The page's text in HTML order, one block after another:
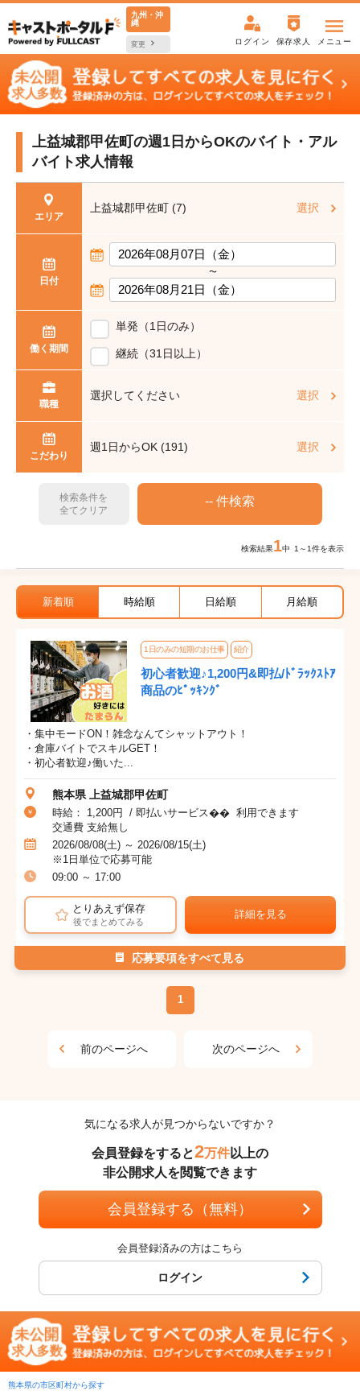
九州・沖
縄
変更 ログイン 保存求人 メニュー
上益城郡甲佐町の週1日からOKのバイト・アル
バイト求人情報
エリア
上益城郡甲佐町 (7) 選択
日付
〜
働く期間
単発（1日のみ）
継続（31日以上）
職種
選択してください 選択
こだわり
週1日からOK (191) 選択
検索条件を
全てクリア
検索結果1中 1～1件を表示
新着順 時給順 日給順 月給順
1日のみの短期のお仕事 紹介
初心者歓迎♪1,200円&即払/ﾄﾞﾗｯｸｽﾄｱ
商品のﾋﾟｯｷﾝｸﾞ
・集中モードON！雑念なんてシャットアウト！
・倉庫バイトでスキルGET！
・初心者歓迎♪働いた...
熊本県 上益城郡甲佐町
時給： 1,200円 / 即払いサービス�� 利用できます
交通費 支給無し
2026/08/08(土) ～ 2026/08/15(土)
※1日単位で応募可能
09:00 ～ 17:00
とりあえず保存
後でまとめてみる
詳細を見る
応募要項をすべて見る
1
前のページへ 次のページへ
気になる求人が見つからないですか？
会員登録をすると2万件以上の
非公開求人を閲覧できます
会員登録する（無料）
会員登録済みの方はこちら
ログイン
熊本県の市区町村から探す